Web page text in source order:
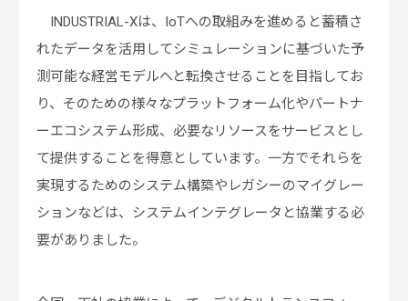
INDUSTRIAL-Xは、IoTへの取組みを進めると蓄積さ
れたデータを活用してシミュレーションに基づいた予
測可能な経営モデルへと転換させることを目指してお
り、そのための様々なプラットフォーム化やパートナ
ーエコシステム形成、必要なリソースをサービスとし
て提供することを得意としています。一方でそれらを
実現するためのシステム構築やレガシーのマイグレー
ションなどは、システムインテグレータと協業する必
要がありました。